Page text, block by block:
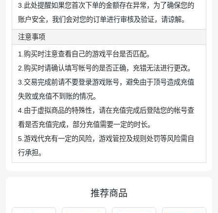
3.此处提醒如果您首次下单的金额存在异常，为了确保您的
账户安全，我们会对您的订单进行审核及验证，请谅解。
注意事项
1.购买时注意查看自己的游戏平台是否匹配。
2.购买时请确认填写帐号的是否正确，充错无法进行更改。
3.交易完成前请不要登录游戏账号，避免由于顶号造成充值
失败或充值不到账的情况。
4.由于虚拟商品的特殊性，请在充值完成后登陆您的帐号查
看是否充值完成，部分充值需要一定的时长。
5.游戏代充有一定的风险，游戏管控及规则处罚等风险需自
行承担。
推荐商品